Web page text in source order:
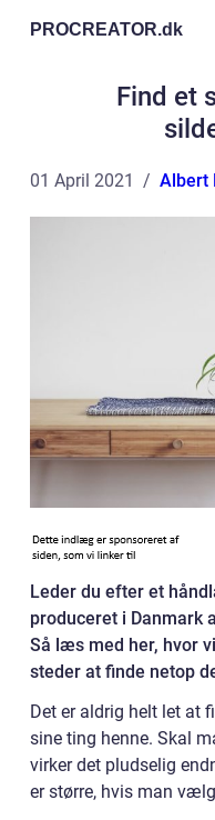
PROCREATOR.dk
Find et
01 April 2021 Albert
Leder du efter et
produceret i Danmark
Så læs med her, hvor
steder at finde netop
Det er aldrig helt let at
sine ting henne. Skal
virker det pludselig
er større, hvis man